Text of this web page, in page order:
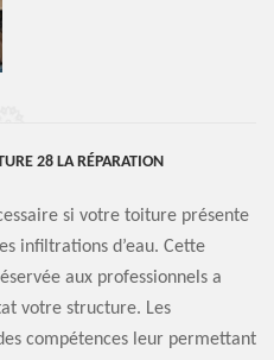
28 LA RÉPARATION
si votre toiture présente
infiltrations d’eau. Cette
aux professionnels a
votre structure. Les
compétences leur permettant